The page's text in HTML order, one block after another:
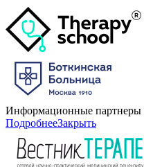
Информационные партнеры
ПодробнееЗакрыть